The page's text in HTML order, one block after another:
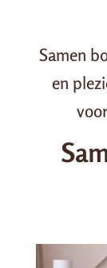
Samen
en